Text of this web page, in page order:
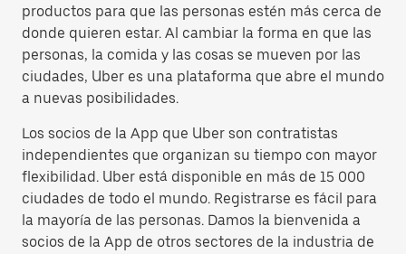
productos para que las personas estén más cerca de
donde quieren estar. Al cambiar la forma en que las
personas, la comida y las cosas se mueven por las
ciudades, Uber es una plataforma que abre el mundo
a nuevas posibilidades.
Los socios de la App que Uber son contratistas
independientes que organizan su tiempo con mayor
flexibilidad. Uber está disponible en más de 15 000
ciudades de todo el mundo. Registrarse es fácil para
la mayoría de las personas. Damos la bienvenida a
socios de la App de otros sectores de la industria de